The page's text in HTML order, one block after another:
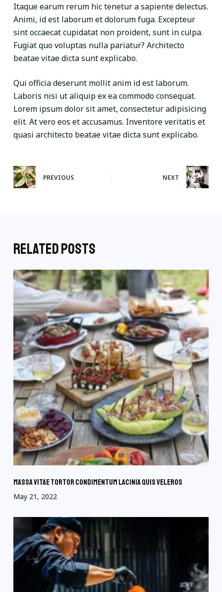
Itaque earum rerum hic tenetur a sapiente delectus.
Animi, id est laborum et dolorum fuga. Excepteur
sint occaecat cupidatat non proident, sunt in culpa.
Fugiat quo voluptas nulla pariatur? Architecto
beatae vitae dicta sunt explicabo.
Qui officia deserunt mollit anim id est laborum.
Laboris nisi ut aliquip ex ea commodo consequat.
Lorem ipsum dolor sit amet, consectetur adipisicing
elit. At vero eos et accusamus. Inventore veritatis et
quasi architecto beatae vitae dicta sunt explicabo.
PREVIOUS NEXT
Related Posts
Massa vitae tortor condimentum lacinia quis veleros
May 21, 2022